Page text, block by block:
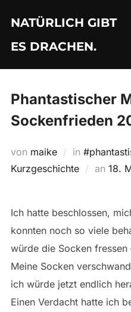
Inhalten
springen
NATÜRLICH GIBT
ES DRACHEN.
Phantastischer
Sockenfrieden
von maike in
Kurzgeschichte
an 18.
Ich hatte beschlossen,
konnten noch so viele
würde die Socken
Meine Socken
ich würde jetzt endlich
Einen Verdacht hatte ich